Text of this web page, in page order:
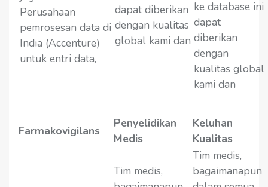
Perusahaan
pemrosesan data di
India (Accenture)
untuk entri data,
dapat diberikan
dengan kualitas
global kami dan
ke database ini
dapat
diberikan
dengan
kualitas global
kami dan
Farmakovigilans
Penyelidikan
Medis
Keluhan
Kualitas
Tim medis,
Tim medis,
bagaimanapun